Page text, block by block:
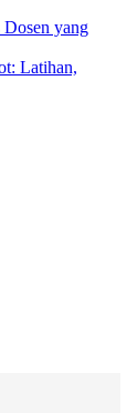
yang
Latihan,